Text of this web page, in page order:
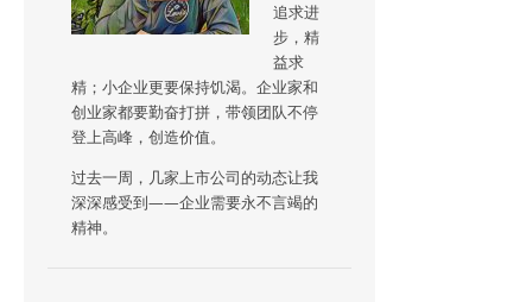
追求进
步，精
益求
精；小企业更要保持饥渴。企业家和
创业家都要勤奋打拼，带领团队不停
登上高峰，创造价值。
过去一周，几家上市公司的动态让我
深深感受到——企业需要永不言竭的
精神。